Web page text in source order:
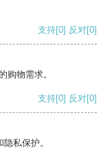
支持[0] 反对[0]
购物需求。
支持[0] 反对[0]
私保护。